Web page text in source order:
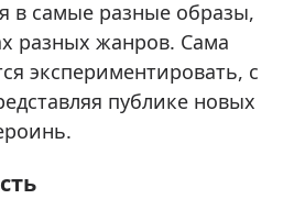
в самые разные образы,
разных жанров. Сама
экспериментировать, с
публике новых